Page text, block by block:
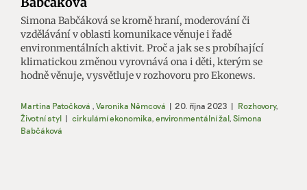
Simona Babčáková se kromě hraní, moderování či
vzdělávání v oblasti komunikace věnuje i řadě
environmentálních aktivit. Proč a jak se s probíhající
klimatickou změnou vyrovnává ona i děti, kterým se
hodně věnuje, vysvětluje v rozhovoru pro Ekonews.
Martina Patočková , Veronika Němcová | 20. října 2023 | Rozhovory,
Životní styl | cirkulární ekonomika, environmentální žal, Simona
Babčáková